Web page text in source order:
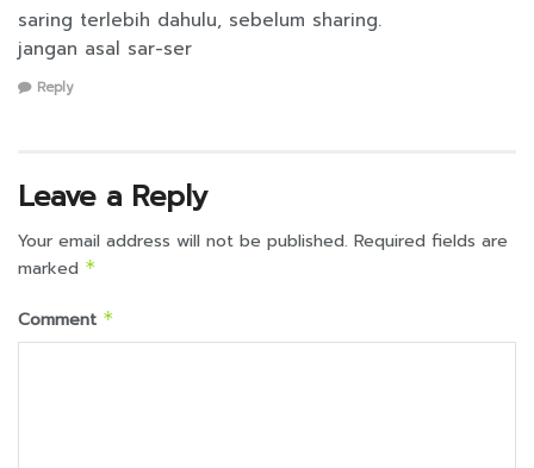
saring terlebih dahulu, sebelum sharing.
jangan asal sar-ser
Reply
Leave a Reply
Your email address will not be published. Required fields are
marked *
Comment *